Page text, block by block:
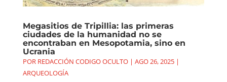
Megasitios de Tripillia: las primeras
ciudades de la humanidad no se
encontraban en Mesopotamia, sino en
Ucrania
POR REDACCIÓN CODIGO OCULTO| AGO 26, 2025|
ARQUEOLOGÍA